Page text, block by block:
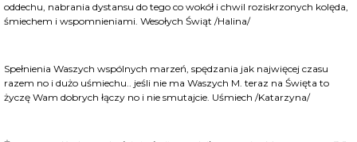
oddechu, nabrania dystansu do tego co wokół i chwil roziskrzonych kolęda,
śmiechem i wspomnieniami. Wesołych Świąt /Halina/
Spełnienia Waszych wspólnych marzeń, spędzania jak najwięcej czasu
razem no i dużo uśmiechu.. jeśli nie ma Waszych M. teraz na Święta to
życzę Wam dobrych łączy no i nie smutajcie. Uśmiech /Katarzyna/